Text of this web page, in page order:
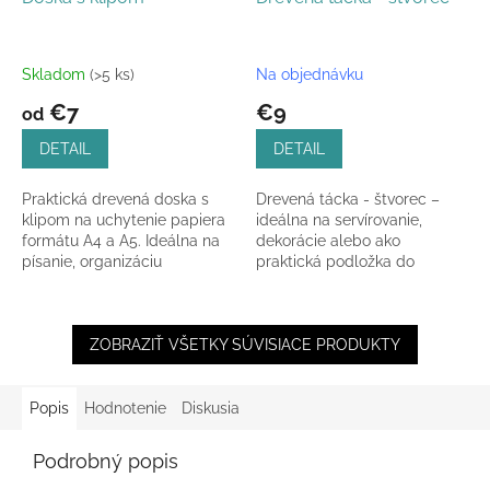
Skladom (>5 ks)
od €7
DETAIL
Praktická drevená doska s
klipom na uchytenie papiera
formátu A4 a A5. Ideálna na
písanie, organizáciu
Na objednávku
€9
DETAIL
Drevená tácka - štvorec –
ideálna na servírovanie,
dekorácie alebo ako
praktická podložka do
ZOBRAZIŤ VŠETKY SÚVISIACE PRODUKTY
Popis Hodnotenie Diskusia
Podrobný popis